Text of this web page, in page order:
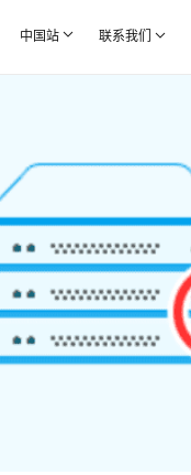
中国站 联系我们